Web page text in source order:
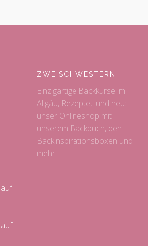
ZWEISCHWESTERN
Einzigartige Backkurse im
Allgäu, Rezepte, und neu:
unser Onlineshop mit
unserem Backbuch, den
Backinspirationsboxen und
mehr!